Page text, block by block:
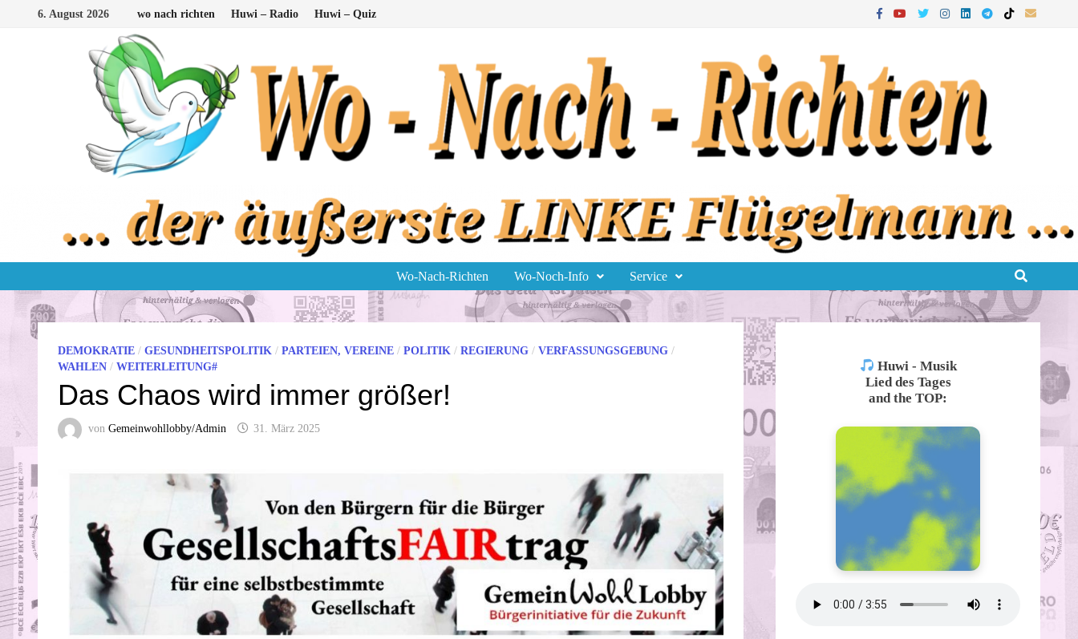
6. August 2026 wo nach richten Huwi – Radio Huwi – Quiz
Wo-Nach-Richten Wo-Noch-Info Service
DEMOKRATIE / GESUNDHEITSPOLITIK / PARTEIEN, VEREINE / POLITIK / REGIERUNG / VERFASSUNGSGEBUNG /
WAHLEN / WEITERLEITUNG#
Das Chaos wird immer größer!
von Gemeinwohllobby/Admin 31. März 2025
Huwi - Musik
Lied des Tages
and the TOP: